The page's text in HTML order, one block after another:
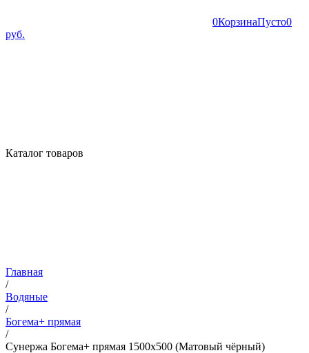
0КорзинаПусто0
руб.
Каталог товаров
Главная
/
Водяные
/
Богема+ прямая
/
Сунержа Богема+ прямая 1500х500 (Матовый чёрный)